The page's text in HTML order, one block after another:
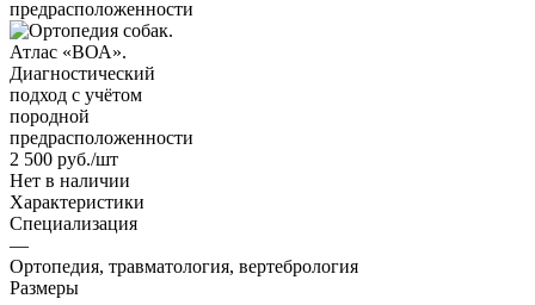
2 500 руб./шт
Нет в наличии
Характеристики
Специализация
—
Ортопедия, травматология, вертебрология
Размеры